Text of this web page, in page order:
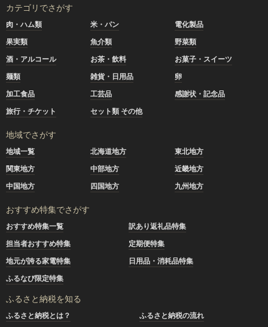
カテゴリでさがす
肉・ハム類 米・パン
電化製品
果実類
魚介類
野菜類
酒・アルコール
お茶・飲料
お菓子・スイーツ
麺類
雑貨・日用品
卵
加工食品
工芸品
感謝状・記念品
旅行・チケット
セット類 その他
地域でさがす
地域一覧 北海道地方
東北地方
関東地方
中部地方
近畿地方
中国地方
四国地方 九州地方
おすすめ特集でさがす
おすすめ特集一覧
訳あり返礼品特集
担当者おすすめ特集
定期便特集
地元が誇る家電特集
日用品・消耗品特集
ふるなび限定特集
ふるさと納税を知る
ふるさと納税とは？
ふるさと納税の流れ